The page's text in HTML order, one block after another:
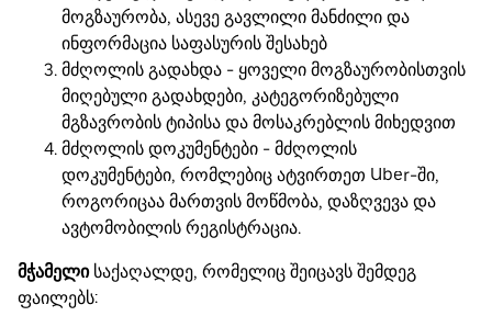
მოგზაურობა, ასევე გავლილი მანძილი და
ინფორმაცია საფასურის შესახებ
მძღოლის გადახდა - ყოველი მოგზაურობისთვის
მიღებული გადახდები, კატეგორიზებული
მგზავრობის ტიპისა და მოსაკრებლის მიხედვით
მძღოლის დოკუმენტები - მძღოლის
დოკუმენტები, რომლებიც ატვირთეთ Uber-ში,
როგორიცაა მართვის მოწმობა, დაზღვევა და
ავტომობილის რეგისტრაცია.
მჭამელისაქაღალდე, რომელიც შეიცავს შემდეგ
ფაილებს: